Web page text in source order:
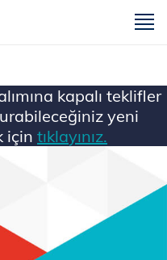
kapalı teklifler
yeni
için tıklayınız.